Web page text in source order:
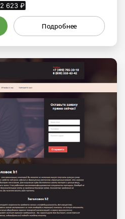
2 623 ₽
Подробнее